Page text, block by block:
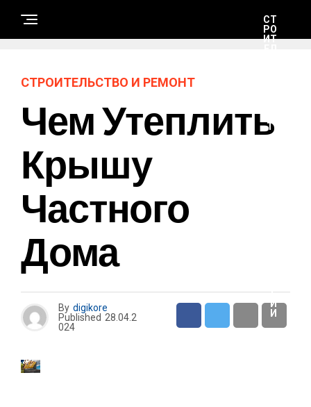
СТ
РО
ИТ
Т
Г
И
И
СТРОИТЕЛЬСТВО И РЕМОНТ
Чем Утеплить
Крышу
Частного
Дома
By digikore
Published 28.04.2
024